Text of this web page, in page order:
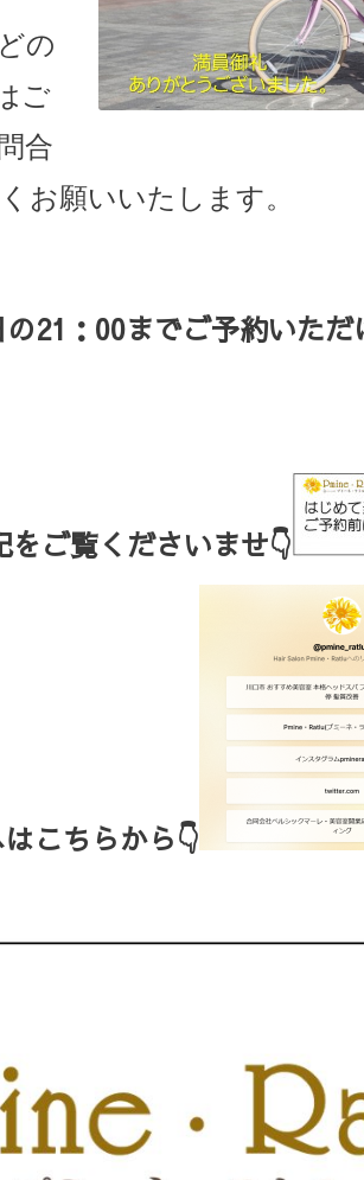
の
ご
合
お願いいたします。
21 ： 00までご予約いただ
ご覧くださいませ👇
こちらから👇